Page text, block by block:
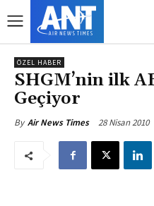
ÖZEL HABER
SHGM’nin ilk
Geçiyor
By Air News Times 28 Nisan 2010